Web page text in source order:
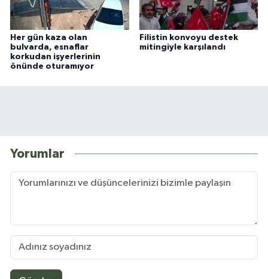
Her gün kaza olan
bulvarda, esnaflar
korkudan işyerlerinin
önünde oturamıyor
Filistin konvoyu destek
mitingiyle karşılandı
Yorumlar